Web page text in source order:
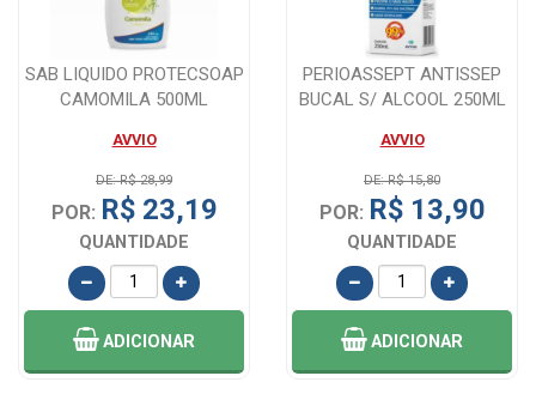
SAB LIQUIDO PROTECSOAP
CAMOMILA 500ML
AVVIO
DE: R$ 28,99
POR: R$ 23,19
QUANTIDADE
ADICIONAR
PERIOASSEPT ANTISSEP
BUCAL S/ ALCOOL 250ML
AVVIO
DE: R$ 15,80
POR: R$ 13,90
QUANTIDADE
ADICIONAR